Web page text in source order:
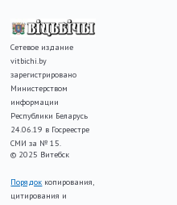
Сетевое издание
vitbichi.by
зарегистрировано
Министерством
информации
Республики Беларусь
24.06.19 в Госреестре
СМИ за № 15.
© 2025 Витебск
Порядок копирования,
цитирования и